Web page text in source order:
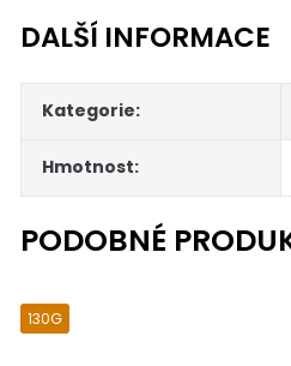
DALŠÍ INFORMACE
Kategorie:
Hmotnost:
130G